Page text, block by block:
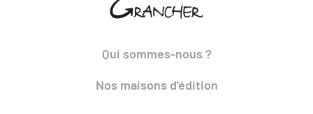
Qui sommes-nous ?
Nos maisons d'édition